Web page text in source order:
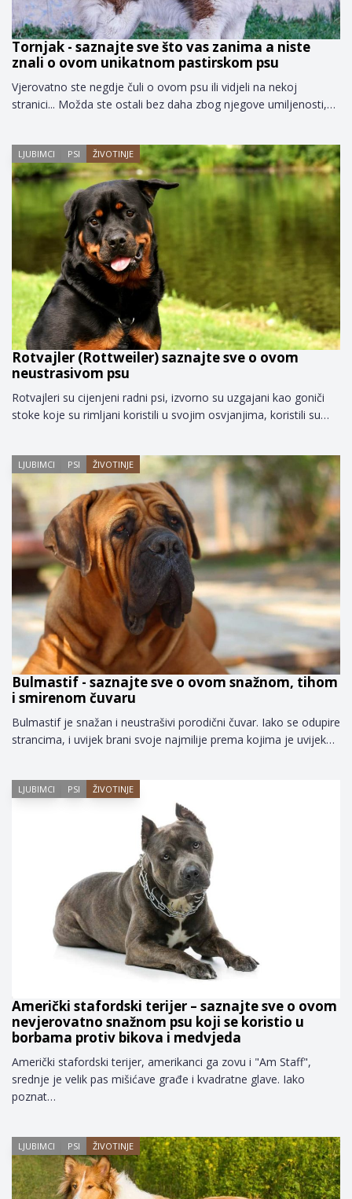
Tornjak - saznajte sve što vas zanima a niste
znali o ovom unikatnom pastirskom psu
Vjerovatno ste negdje čuli o ovom psu ili vidjeli na nekoj
stranici... Možda ste ostali bez daha zbog njegove umiljenosti,…
LJUBIMCI PSI ŽIVOTINJE
Rotvajler (Rottweiler) saznajte sve o ovom
neustrasivom psu
Rotvajleri su cijenjeni radni psi, izvorno su uzgajani kao goniči
stoke koje su rimljani koristili u svojim osvjanjima, koristili su…
LJUBIMCI PSI ŽIVOTINJE
Bulmastif - saznajte sve o ovom snažnom, tihom
i smirenom čuvaru
Bulmastif je snažan i neustrašivi porodični čuvar. Iako se odupire
strancima, i uvijek brani svoje najmilije prema kojima je uvijek…
LJUBIMCI PSI ŽIVOTINJE
Američki stafordski terijer – saznajte sve o ovom
nevjerovatno snažnom psu koji se koristio u
borbama protiv bikova i medvjeda
Američki stafordski terijer, amerikanci ga zovu i "Am Staff",
srednje je velik pas mišićave građe i kvadratne glave. Iako
poznat…
LJUBIMCI PSI ŽIVOTINJE